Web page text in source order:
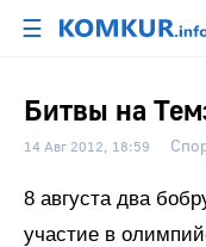
☰
Битвы на
14 Авг 2012, 18:59
8 августа два
участие в